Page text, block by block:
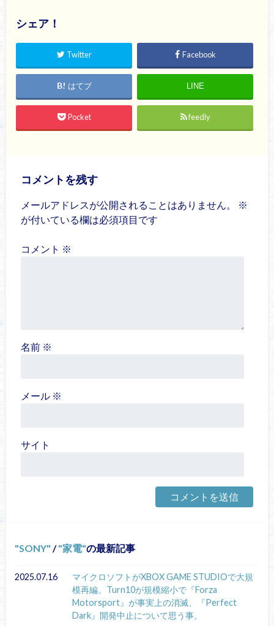
シェア！
Twitter Facebook
はてブ LINE
Pocket feedly
コメントを残す
メールアドレスが公開されることはありません。
※
が付いている欄は必須項目です
コメント ※
名前 ※
メール ※
サイト
SONY / 家電 の最新記事
2025.07.16
マイクロソフトがXBOX GAME STUDIOで大規
模再編。Turn10が規模縮小で『Forza
Motorsport』が事実上の消滅、『Perfect
Dark』開発中止について思う事。